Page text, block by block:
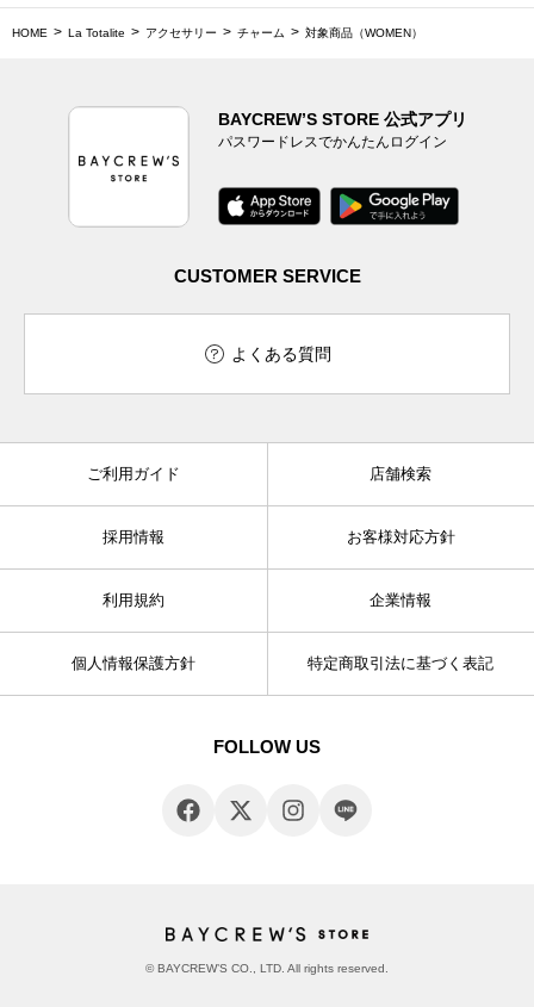
HOME La Totalite アクセサリー チャーム 対象商品（WOMEN）
BAYCREW’S STORE 公式アプリ
パスワードレスでかんたんログイン
CUSTOMER SERVICE
よくある質問
ご利用ガイド 店舗検索
採用情報 お客様対応方針
利用規約 企業情報
個人情報保護方針 特定商取引法に基づく表記
FOLLOW US
© BAYCREW’S CO., LTD. All rights reserved.